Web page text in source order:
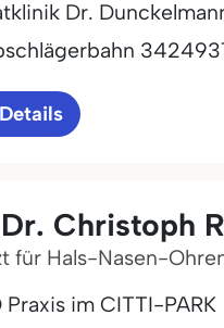
Dr.
34
Christoph
für Hals-Nasen-
Praxis im CITTI-PARK